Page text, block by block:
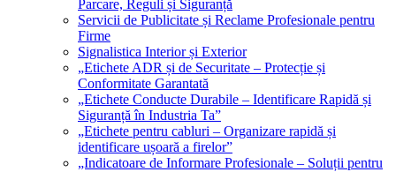
Parcare, Reguli și Siguranță
Servicii de Publicitate și Reclame Profesionale pentru
Firme
Signalistica Interior și Exterior
„Etichete ADR și de Securitate – Protecție și
Conformitate Garantată
„Etichete Conducte Durabile – Identificare Rapidă și
Siguranță în Industria Ta”
„Etichete pentru cabluri – Organizare rapidă și
identificare ușoară a firelor”
„Indicatoare de Informare Profesionale – Soluții pentru